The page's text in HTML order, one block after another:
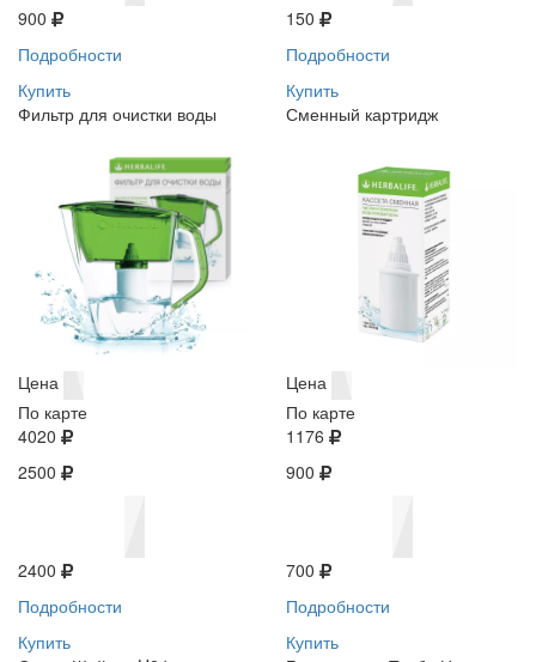
900
Подробности
Купить
150
Подробности
Купить
Фильтр для очистки воды
Цена
По карте
4020
2500
2400
Подробности
Купить
Сменный картридж
Цена
По карте
1176
900
700
Подробности
Купить